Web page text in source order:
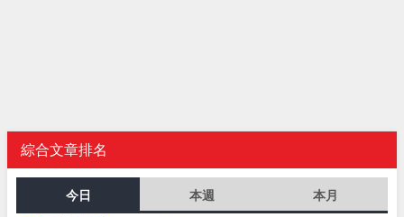
綜合文章排名
今日 本週 本月